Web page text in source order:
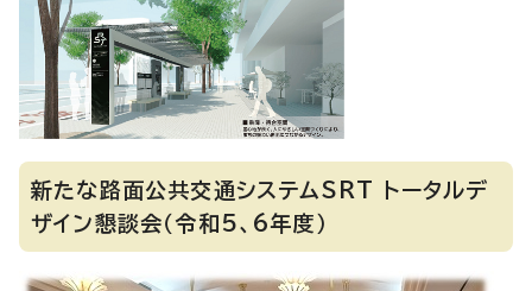
新たな路面公共交通システムSRT トータルデ
ザイン懇談会（令和5、6年度）